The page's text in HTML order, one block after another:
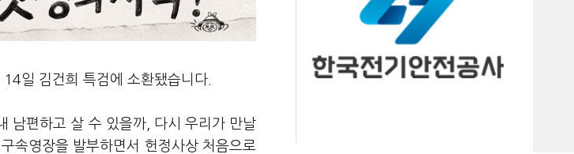
일 김건희 특검에 소환됐습니다.
남편하고 살 수 있을까, 다시 우리가 만날
속영장을 발부하면서 헌정사상 처음으로